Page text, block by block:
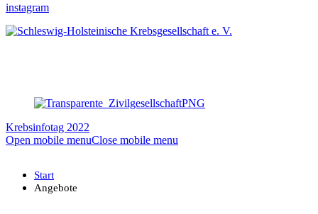
instagram
Krebsinfotag 2022
Open mobile menuClose mobile menu
Start
Angebote